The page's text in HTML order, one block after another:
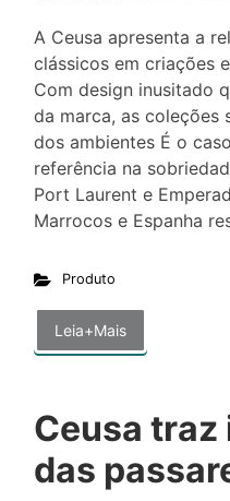
A Ceusa apresenta a
clássicos em criações
Com design inusitado
da marca, as coleções
dos ambientes É o
referência na
Port Laurent e
Marrocos e Espanha
Produto
Leia+Mais
Ceusa
das